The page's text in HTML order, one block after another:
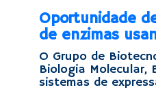
Oportunidade
de enzimas
O Grupo de
Biologia Molecular,
sistemas de